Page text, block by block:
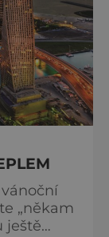
„někam
ještě